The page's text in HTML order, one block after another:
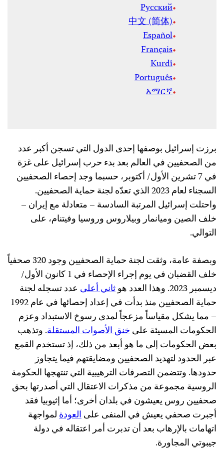
Русский
中文 (简体)
Español
Français
Kurdî
Português
አማርኛ
برزت إسرائيل بوصفها إحدى الدول التي تسجن أكبر عدد
من الصحفيين في العالم بعد بدء حرب إسرائيل على غزة
في 7 تشرين الأول/ أكتوبر، حسبما وجد إحصاء الصحفيين
السجناء لعام 2023 الذي تعدّه لجنة حماية الصحفيين.
واحتلت إسرائيل المرتبة السادسة – متعادلة مع إيران –
خلف الصين وميانمار وبيلاروس وروسيا وفيتنام، على
التوالي.
وبصفة عامة، وثقت لجنة حماية الصحفيين وجود 320 صحفياً
خلف القضبان في يوم إجراء الإحصاء في 1 كانون الأول/
ديسمبر 2023. وهذا العدد هو
ثاني أعلى عدد تسجله لجنة
حماية الصحفيين منذ بدأت في إعداد إحصائها في عام 1992
– مما يشكل مقياساً مزعجاً لمدى رسوخ الاستبداد وعزم
الحكومات المسيئة علىخنق الأصوات المستقلة. وتذهب
بعض الحكومات إلى ما هو أبعد من ذلك، إذ تستخدم القمع
عبر الحدود لتهديد الصحفيين ومضايقتهم فيما يتجاوز
حدودها. وتتضمن التصرفات الترهيبية التي تنتهجها الحكومة
الروسية مجموعة من مذكرات الاعتقال التي أصدرتها بحق
صحفيين روس يعيشون في بلدان أخرى؛ أما إثيوبيا فقد
أجبرت صحفي يعيش في المنفى علىالعودةلمواجهة
اتهامات بالإرهاب بعد أن تدبرت أمر اعتقاله في دولة
جيبوتي المجاورة.